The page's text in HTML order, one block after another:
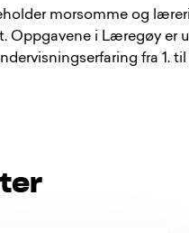
morsomme og
Oppgavene i Læregøy er
fra 1. til